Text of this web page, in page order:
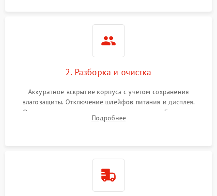
2. Разборка и очистка
Аккуратное вскрытие корпуса с учетом сохранения
влагозащиты. Отключение шлейфов питания и дисплея.
Очистка внутренних плат от окислов и пыли. Бережная
обработка германиевого объектива специализированными
Подробнее